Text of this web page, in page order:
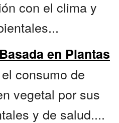
con el clima y
en Plantas
consumo de
vegetal por sus
y de salud....